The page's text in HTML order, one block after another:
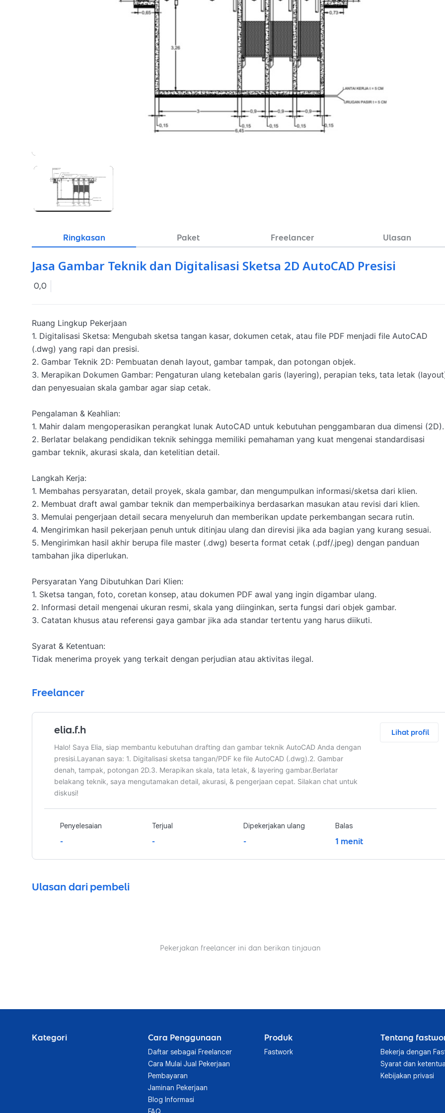
Ringkasan Paket Freelancer Ulasan
Jasa Gambar Teknik dan Digitalisasi Sketsa 2D AutoCAD Presisi
0,0
Ruang Lingkup Pekerjaan
​1. Digitalisasi Sketsa: Mengubah sketsa tangan kasar, dokumen cetak, atau file PDF menjadi file AutoCAD
(.dwg) yang rapi dan presisi.
​2. Gambar Teknik 2D: Pembuatan denah layout, gambar tampak, dan potongan objek.
​3. Merapikan Dokumen Gambar: Pengaturan ulang ketebalan garis (layering), perapian teks, tata letak
dan penyesuaian skala gambar agar siap cetak.
Pengalaman & Keahlian:
​1. Mahir dalam mengoperasikan perangkat lunak AutoCAD untuk kebutuhan penggambaran dua dimensi (2D).
​2. Berlatar belakang pendidikan teknik sehingga memiliki pemahaman yang kuat mengenai standardisasi
gambar teknik, akurasi skala, dan ketelitian detail.
Langkah Kerja:
​1. Membahas persyaratan, detail proyek, skala gambar, dan mengumpulkan informasi/sketsa dari klien.
​2. Membuat draft awal gambar teknik dan memperbaikinya berdasarkan masukan atau revisi dari klien.
​3. Memulai pengerjaan detail secara menyeluruh dan memberikan update perkembangan secara rutin.
​4. Mengirimkan hasil pekerjaan penuh untuk ditinjau ulang dan direvisi jika ada bagian yang kurang sesuai.
​5. Mengirimkan hasil akhir berupa file master (.dwg) beserta format cetak (.pdf/.jpeg) dengan panduan
tambahan jika diperlukan.
​Persyaratan Yang Dibutuhkan Dari Klien:
​1. Sketsa tangan, foto, coretan konsep, atau dokumen PDF awal yang ingin digambar ulang.
2. ​Informasi detail mengenai ukuran resmi, skala yang diinginkan, serta fungsi dari objek gambar.
​3. Catatan khusus atau referensi gaya gambar jika ada standar tertentu yang harus diikuti.
Syarat & Ketentuan:
​Tidak menerima proyek yang terkait dengan perjudian atau aktivitas ilegal.
Freelancer
elia.f.h
Halo! Saya Elia, siap membantu kebutuhan drafting dan gambar teknik AutoCAD Anda dengan
presisi. ​Layanan saya: 1. ​Digitalisasi sketsa tangan/PDF ke file AutoCAD (.dwg). ​2. Gambar
denah, tampak, potongan 2D. ​3. Merapikan skala, tata letak, & layering gambar. ​Berlatar
belakang teknik, saya mengutamakan detail, akurasi, & pengerjaan cepat. Silakan chat untuk
diskusi!
Lihat profil
Penyelesaian
-
Terjual
-
Dipekerjakan ulang
-
Balas
1 menit
Ulasan dari pembeli
Pekerjakan freelancer ini dan berikan tinjauan
Kategori Cara Penggunaan
Daftar sebagai Freelancer
Cara Mulai Jual Pekerjaan
Pembayaran
Jaminan Pekerjaan
Blog Informasi
Produk
Fastwork
Tentang
Bekerja dengan
Syarat dan
Kebijakan privasi